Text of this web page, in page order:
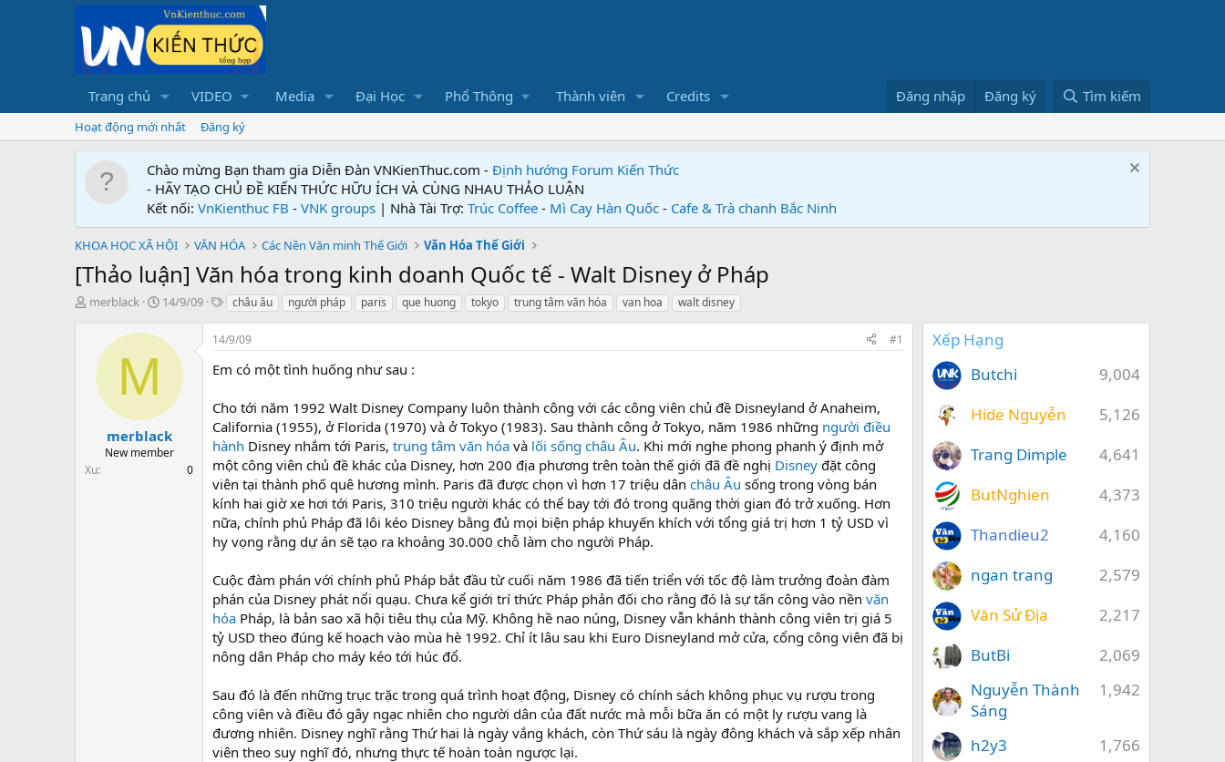
Trang chủ VIDEO Media Đại Học Phổ Thông Thành viên Credits Đăng nhập Đăng ký Tìm kiếm
Hoạt động mới nhất Đăng ký
Chào mừng Bạn tham gia Diễn Đàn VNKienThuc.com - Định hướng Forum Kiến Thức
- HÃY TẠO CHỦ ĐỀ KIẾN THỨC HỮU ÍCH VÀ CÙNG NHAU THẢO LUẬN
Kết nối: VnKienthuc FB - VNK groups | Nhà Tài Trợ: Trúc Coffee - Mì Cay Hàn Quốc - Cafe & Trà chanh Bắc Ninh
KHOA HỌC XÃ HỘI VĂN HÓA Các Nền Văn minh Thế Giới Văn Hóa Thế Giới
[Thảo luận] Văn hóa trong kinh doanh Quốc tế - Walt Disney ở Pháp
T
t
merblack
N
14/9/09
T
k
h
ó
châu âu người pháp paris que huong tokyo trung tâm văn hóa van hoa walt disney
M
merblack
New member
Xu
0
14/9/09 #1
Em có một tình huống như sau :
Cho tới năm 1992 Walt Disney Company luôn thành công với các công viên chủ đề Disneyland ở Anaheim,
California (1955), ở Florida (1970) và ở Tokyo (1983). Sau thành công ở Tokyo, năm 1986 những người điều
hành Disney nhắm tới Paris, trung tâm văn hóa và lối sống châu Âu. Khi mới nghe phong phanh ý định mở
một công viên chủ đề khác của Disney, hơn 200 địa phương trên toàn thế giới đã đề nghị Disney đặt công
viên tại thành phố quê hương mình. Paris đã được chọn vì hơn 17 triệu dân châu Âu sống trong vòng bán
kính hai giờ xe hơi tới Paris, 310 triệu người khác có thể bay tới đó trong quãng thời gian đó trở xuống. Hơn
nữa, chính phủ Pháp đã lôi kéo Disney bằng đủ mọi biện pháp khuyến khích với tổng giá trị hơn 1 tỷ USD vì
hy vọng rằng dự án sẽ tạo ra khoảng 30.000 chỗ làm cho người Pháp.
Cuộc đàm phán với chính phủ Pháp bắt đầu từ cuối năm 1986 đã tiến triển với tốc độ làm trưởng đoàn đàm
phán của Disney phát nổi quạu. Chưa kể giới trí thức Pháp phản đối cho rằng đó là sự tấn công vào nền văn
hóa Pháp, là bản sao xã hội tiêu thụ của Mỹ. Không hề nao núng, Disney vẫn khánh thành công viên trị giá 5
tỷ USD theo đúng kế hoạch vào mùa hè 1992. Chỉ ít lâu sau khi Euro Disneyland mở cửa, cổng công viên đã bị
nông dân Pháp cho máy kéo tới húc đổ.
Sau đó là đến những trục trặc trong quá trình hoạt động, Disney có chính sách không phục vụ rượu trong
công viên và điều đó gây ngạc nhiên cho người dân của đất nước mà mỗi bữa ăn có một ly rượu vang là
đương nhiên. Disney nghĩ rằng Thứ hai là ngày vắng khách, còn Thứ sáu là ngày đông khách và sắp xếp nhân
viên theo suy nghĩ đó, nhưng thực tế hoàn toàn ngược lại.
Xếp Hạng
9,004
Butchi
5,126
Hide Nguyễn
4,641
Trang Dimple
4,373
ButNghien
4,160
Thandieu2
2,579
ngan trang
2,217
Văn Sử Địa
2,069
ButBi
1,942
Nguyễn Thành
Sáng
1,766
h2y3